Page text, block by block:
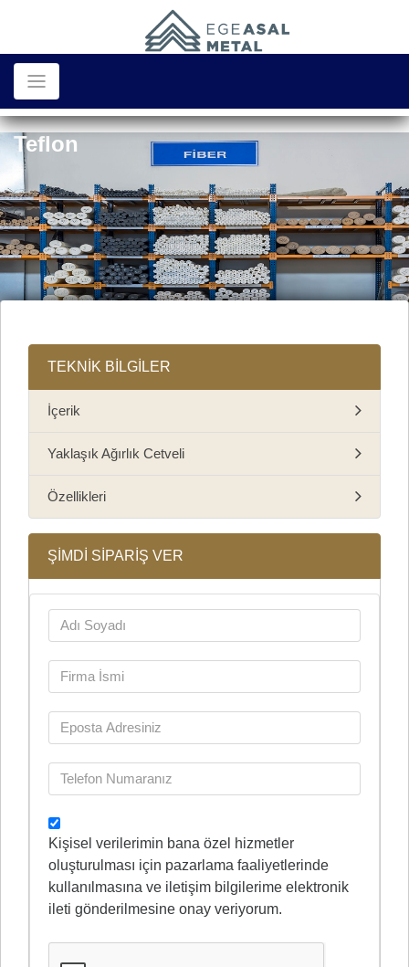
Teflon
TEKNİK BİLGİLER
İçerik
Yaklaşık Ağırlık Cetveli
Özellikleri
ŞİMDİ SİPARİŞ VER
Kişisel verilerimin bana özel hizmetler
oluşturulması için pazarlama faaliyetlerinde
kullanılmasına ve iletişim bilgilerime elektronik
ileti gönderilmesine onay veriyorum.